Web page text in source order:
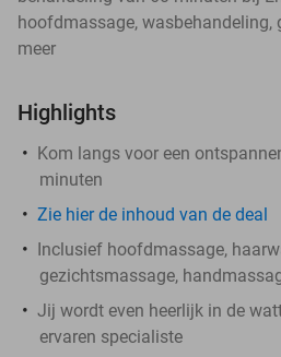
hoofdmassage, wasbehandeling,
meer
Highlights
Kom langs voor een
minuten
Zie hier de inhoud van de deal
Inclusief hoofdmassage,
gezichtsmassage,
Jij wordt even heerlijk in de
ervaren specialiste